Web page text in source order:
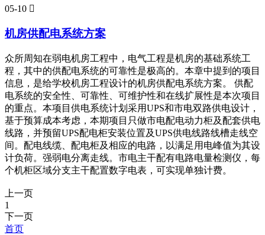
05-10 
机房供配电系统方案
众所周知在弱电机房工程中，电气工程是机房的基础系统工
程，其中的供配电系统的可靠性是极高的。本章中提到的项目
信息，是给学校机房工程设计的机房供配电系统方案。 供配
电系统的安全性、可靠性、可维护性和在线扩展性是本次项目
的重点。本项目供电系统计划采用UPS和市电双路供电设计，
基于预算成本考虑，本期项目只做市电配电动力柜及配套供电
线路，并预留UPS配电柜安装位置及UPS供电线路线槽走线空
间。配电线缆、配电柜及相应的电路，以满足用电峰值为其设
计负荷。强弱电分离走线。市电主干配有电路电量检测仪，每
个机柜区域分支主干配置数字电表，可实现单独计费。
上一页
1
下一页
首页